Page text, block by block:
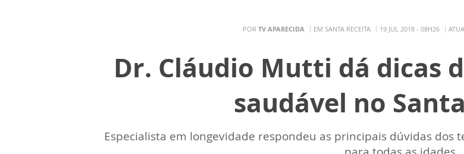
POR TV APARECIDA EM SANTA RECEITA 19 JUL 2018 - 08H26
Dr. Cláudio Mutti dá dicas
saudável no
Especialista em longevidade respondeu as principais dúvidas dos